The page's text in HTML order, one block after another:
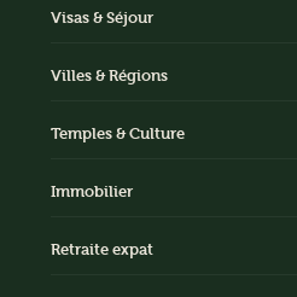
Visas & Séjour
Villes & Régions
Temples & Culture
Immobilier
Retraite expat